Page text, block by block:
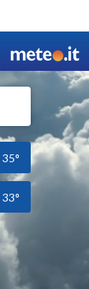
35°
33°